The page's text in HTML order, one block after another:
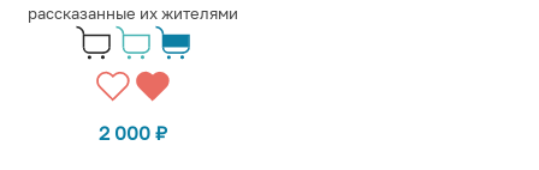
рассказанные их жителями
2 000 ₽